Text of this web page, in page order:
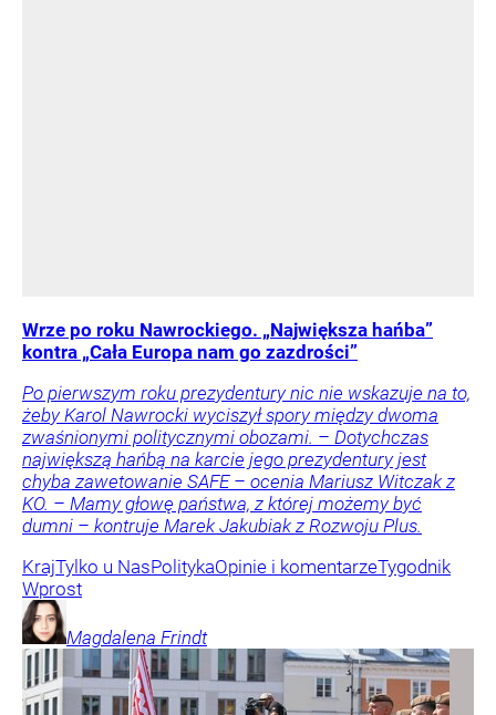
Wrze po roku Nawrockiego. „Największa hańba”
kontra „Cała Europa nam go zazdrości”
Po pierwszym roku prezydentury nic nie wskazuje na to,
żeby Karol Nawrocki wyciszył spory między dwoma
zwaśnionymi politycznymi obozami. – Dotychczas
największą hańbą na karcie jego prezydentury jest
chyba zawetowanie SAFE – ocenia Mariusz Witczak z
KO. – Mamy głowę państwa, z której możemy być
dumni – kontruje Marek Jakubiak z Rozwoju Plus.
KrajTylko u NasPolitykaOpinie i komentarzeTygodnik
Wprost
Magdalena Frindt